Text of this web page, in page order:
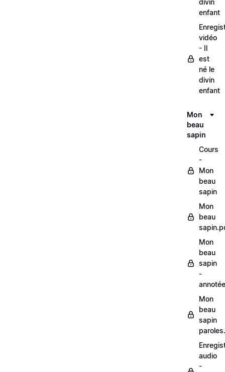
divin
enfant
vidéo
- Il
est
né le
divin
enfant
Mon
beau
sapin
Cours
-
Mon
beau
sapin
Mon
beau
Mon
beau
sapin
-
Mon
beau
sapin
audio
-